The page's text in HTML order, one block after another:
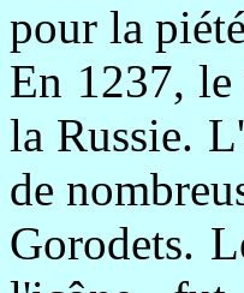
pour la
En 1237,
la Russie.
de
Gorodets.